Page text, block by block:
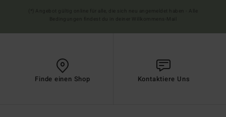
Finde einen Shop Kontaktiere Uns